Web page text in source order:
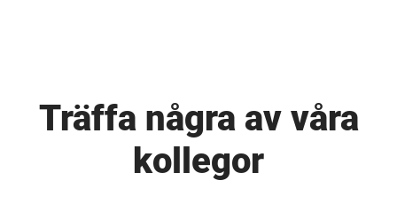
Träffa några av våra
kollegor